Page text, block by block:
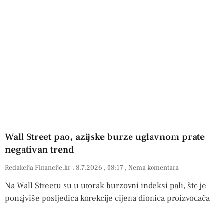
Wall Street pao, azijske burze uglavnom prate
negativan trend
Redakcija Financije.hr 8.7.2026 08:17 Nema komentara
Na Wall Streetu su u utorak burzovni indeksi pali, što je
ponajviše posljedica korekcije cijena dionica proizvođača